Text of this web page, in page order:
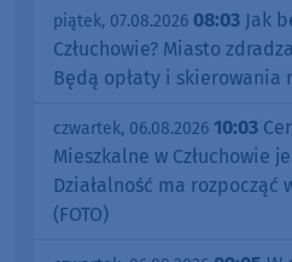
piątek, 07.08.2026 08:03 Jak
Człuchowie? Miasto
Będą opłaty i skierowania
czwartek, 06.08.2026 10:03
Mieszkalne w Człuchowie
Działalność ma rozpocząć
(FOTO)